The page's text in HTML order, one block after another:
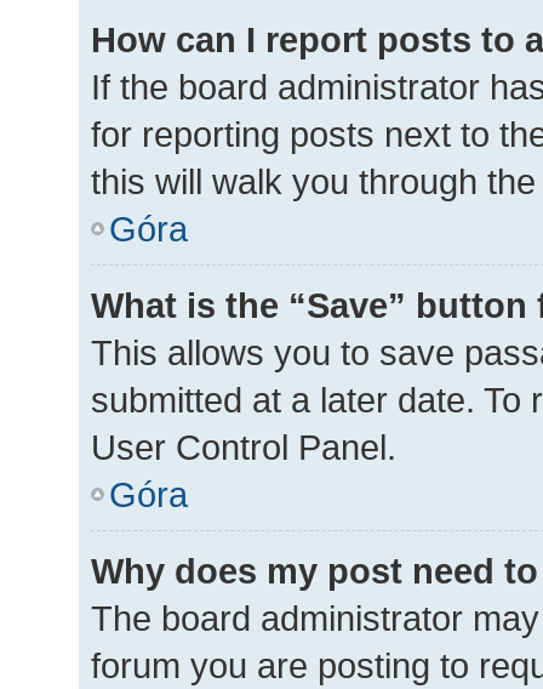
How can I report posts to
If the board administrator
for reporting posts next to
this will walk you through
Góra
What is the “Save”
This allows you to save
submitted at a later date.
User Control Panel.
Góra
Why does my post need
The board administrator
forum you are posting to